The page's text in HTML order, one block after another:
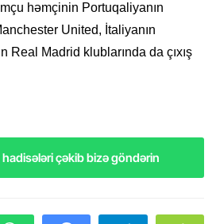
həmçinin Portuqaliyanın
United, İtaliyanın
Real Madrid klublarında da çıxış
çəkib bizə göndərin